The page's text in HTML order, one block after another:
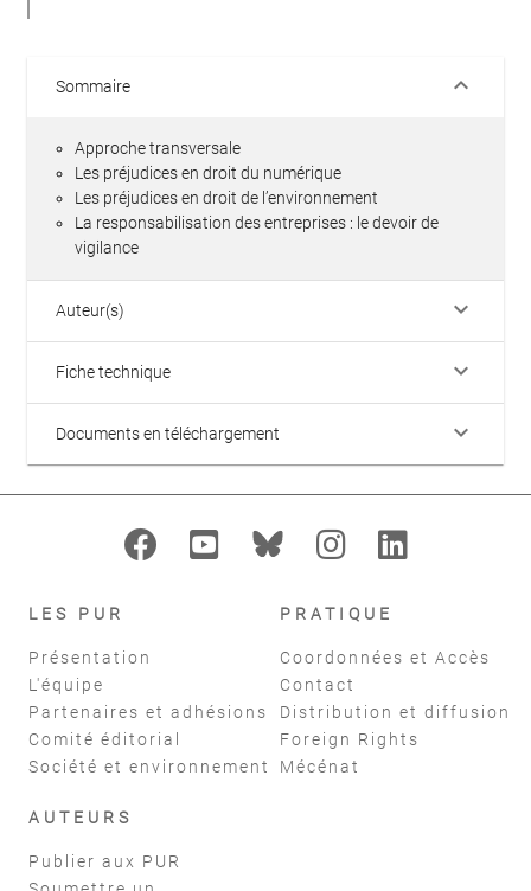
Sommaire keyboard_arrow_down
Approche transversale
Les préjudices en droit du numérique
Les préjudices en droit de l’environnement
La responsabilisation des entreprises : le devoir de
vigilance
Auteur(s) keyboard_arrow_down
Fiche technique keyboard_arrow_down
Documents en téléchargement keyboard_arrow_down
LES PUR
Présentation
L'équipe
Partenaires et adhésions
Comité éditorial
Société et environnement
PRATIQUE
Coordonnées et Accès
Contact
Distribution et diffusion
Foreign Rights
Mécénat
AUTEURS
Publier aux PUR